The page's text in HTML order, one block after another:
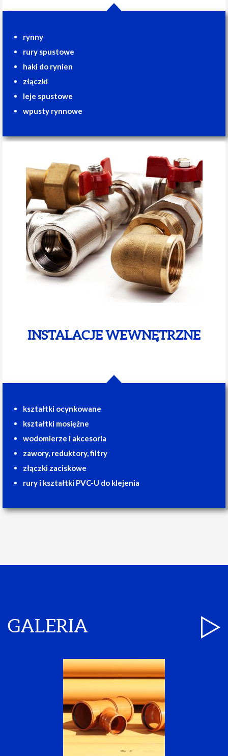
rynny
rury spustowe
haki do rynien
złączki
leje spustowe
wpusty rynnowe
INSTALACJE WEWNĘTRZNE
kształtki ocynkowane
kształtki mosiężne
wodomierze i akcesoria
zawory, reduktory, filtry
złączki zaciskowe
rury i kształtki PVC-U do klejenia
GALERIA